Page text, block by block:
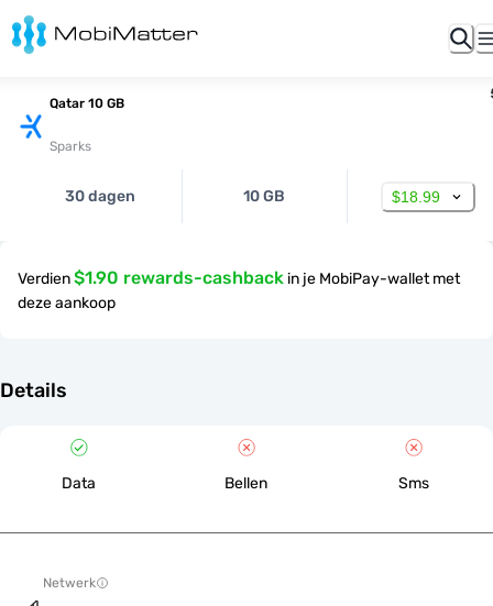
Qatar 10 GB
Sparks
30 dagen 10 GB $18.99
Verdien$1.90 rewards-cashback in je MobiPay-wallet met
deze aankoop
Details
Data Bellen Sms
Netwerk